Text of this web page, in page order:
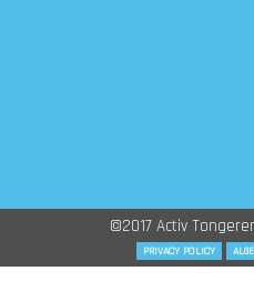
©2017 Activ
PRIVACY POLICY